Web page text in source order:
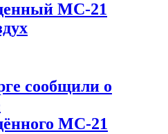
МС-21
сообщили о
МС-21